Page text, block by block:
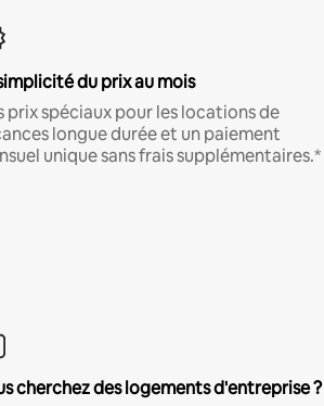
du prix au mois
prix spéciaux pour les locations de
longue durée et un paiement
unique sans frais supplémentaires.*
cherchez des logements d'entreprise ?